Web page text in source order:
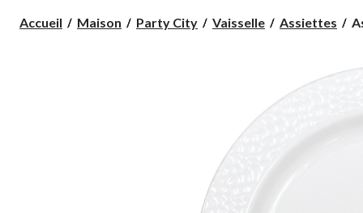
Accueil Maison Party City Vaisselle Assiettes
à